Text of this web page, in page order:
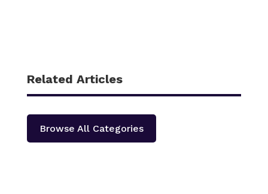
Related Articles
Browse All Categories